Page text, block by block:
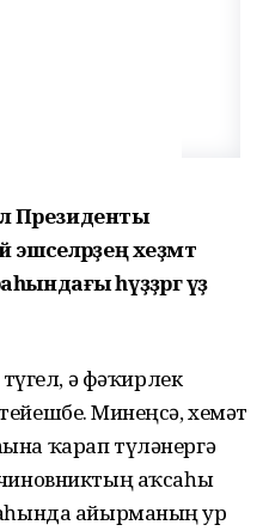
Президенты
хеҙмәт
һүҙҙәргә үҙ
түгел, ә фәҡирлек
Минеңсә, хеҙмәт
ҡарап түләнергә
аҡсаһы
айырманың ҙур